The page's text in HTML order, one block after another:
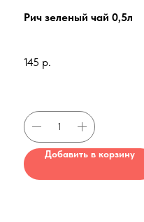
Рич зеленый чай 0,5л
145 р.
Добавить в корзину